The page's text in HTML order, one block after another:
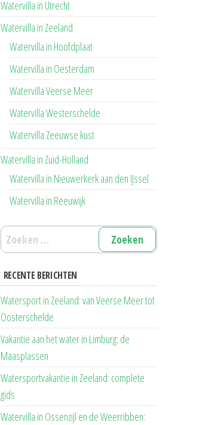
Watervilla in Utrecht
Watervilla in Zeeland
Watervilla in Hoofdplaat
Watervilla in Oesterdam
Watervilla Veerse Meer
Watervilla Westerschelde
Watervilla Zeeuwse kust
Watervilla in Zuid-Holland
Watervilla in Nieuwerkerk aan den IJssel
Watervilla in Reeuwijk
Zoeken
naar:
RECENTE BERICHTEN
Watersport in Zeeland: van Veerse Meer tot
Oosterschelde
Vakantie aan het water in Limburg: de
Maasplassen
Watersportvakantie in Zeeland: complete
gids
Watervilla in Ossenzijl en de Weerribben: